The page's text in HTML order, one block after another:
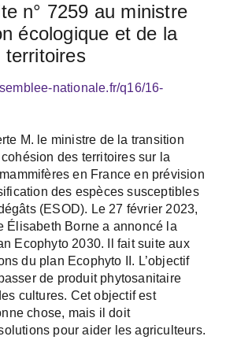
n° 7259 au ministre
écologique et de la
territoires
nationale.fr/q16/16-
M. le ministre de la transition
des territoires sur la
en France en prévision
des espèces susceptibles
(ESOD). Le 27 février 2023,
Élisabeth Borne a annoncé la
Ecophyto 2030. Il fait suite aux
du plan Ecophyto II. L’objectif
de produit phytosanitaire
cultures. Cet objectif est
chose, mais il doit
pour aider les agriculteurs.